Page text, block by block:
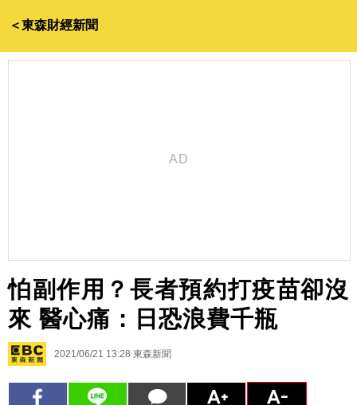
＜東森財經新聞
怕副作用？長者預約打疫苗卻沒
來 醫心痛：日恐浪費千瓶
2021/06/21 13:28 東森新聞